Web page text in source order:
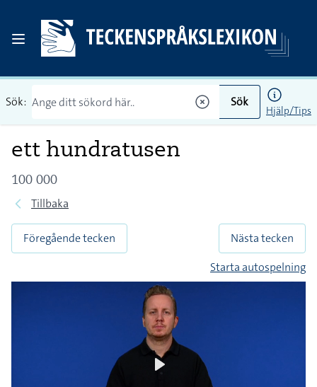
Sök: Sök
Hjälp/Tips
ett hundratusen
100 000
Tillbaka
Föregående tecken
Nästa tecken
Starta autospelning